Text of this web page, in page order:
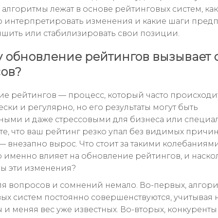
лежат в основе рейтинговых систем, как
интерпретировать изменения и какие шаги
или стабилизировать свои позиции.
рейтингов вызывает
рейтингов — процесс, который часто
и регулярно, но его результаты могут быть
и даже стрессовыми для бизнеса или
что ваш рейтинг резко упал без видимых
внезапно вырос. Что стоит за такими
именно влияет на обновление рейтингов, и
эти изменения?
вопросов и сомнений немало. Во-первых,
систем постоянно совершенствуются, учитывая
меняя вес уже известных. Во-вторых, конкуренты